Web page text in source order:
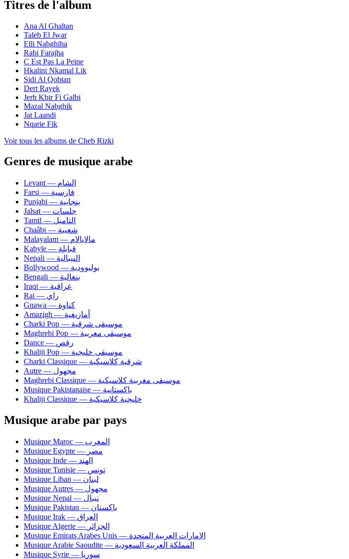
Titres de l'album
Ana Al Ghaltan
Taleb El Jwar
Elli Nabghiha
Rabi Farajha
C Est Pas La Peine
Hkalini Nkamal Lik
Sidi Al Qobtan
Dert Rayek
Jerh Kbir Fi Galbi
Mazal Nabghik
Jat Laandi
Nqarie Fik
Voir tous les albums de Cheb Rizki
Genres de musique arabe
Levant — الشام
Farsi — فارسية
Punjabi — بنجابية
Jalsat — جلسات
Tamil — التاميل
Chaâbi — شعبية
Malayalam — مالايالام
Kabyle — قبايلة
Nepali — النيبالية
Bollywood — بوليوودية
Bengali — بنغالية
Iraqi — عراقية
Rai — راي
Gnawa — كناوة
Amazigh — أمازيغية
Charki Pop — موسيقى شرقية
Maghrebi Pop — موسيقى مغربية
Dance — رقص
Khaliji Pop — موسيقى خليجية
Charki Classique — شرقية كلاسيكية
Autre — مجهول
Maghrebi Classique — موسيقى مغربية كلاسيكية
Musique Pakistanaise — باكستانية
Khaliji Classique — خليجية كلاسيكية
Musique arabe par pays
Musique Maroc — المغرب
Musique Egypte — مصر
Musique Inde — الهند
Musique Tunisie — تونس
Musique Liban — لبنان
Musique Autres — مجهول
Musique Nepal — نيبال
Musique Pakistan — باكستان
Musique Irak — العراق
Musique Algerie — الجزائر
Musique Emirats Arabes Unis — الإمارات العربية المتحدة
Musique Arabie Saoudite — المملكة العربية السعودية
Musique Syrie — سوريا